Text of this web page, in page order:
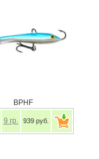
BPHF
9 гр. 939 руб.